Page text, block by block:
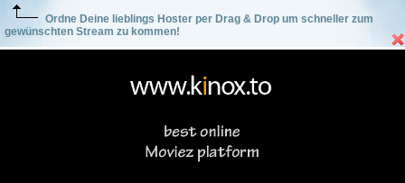
Ordne Deine lieblings Hoster per Drag & Drop um schneller zum
gewünschten Stream zu kommen!